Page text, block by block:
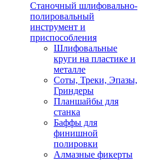
Станочный шлифовально-
полировальный
инструмент и
приспособления
Шлифовальные
круги на пластике и
металле
Соты, Треки, Эпазы,
Гриндеры
Планшайбы для
станка
Баффы для
финишной
полировки
Алмазные фикерты